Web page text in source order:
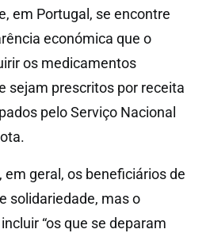
em Portugal, se encontre
económica que o
os medicamentos
sejam prescritos por receita
pelo Serviço Nacional
em geral, os beneficiários de
solidariedade, mas o
“os que se deparam